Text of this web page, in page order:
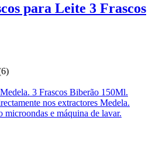
para Leite 3 Frascos
3 Frascos Biberão 150Ml.
nos extractores Medela.
microondas e máquina de lavar.